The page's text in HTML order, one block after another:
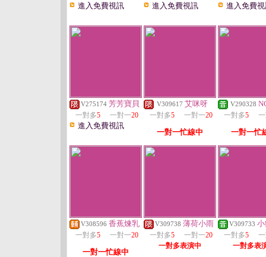
進入免費視訊 進入免費視訊 進入免費
V275174 芳芳寶貝
一對多5 一對一20
進入免費視訊
V309617 艾咪呀
一對多5 一對一20
一對一忙線中
V290328
一對多5
一對一忙
V308596 香蕉煉乳
一對多5 一對一20
一對一忙線中
V309738 薄荷小雨
一對多5 一對一20
一對多表演中
V309733
一對多5
一對多表